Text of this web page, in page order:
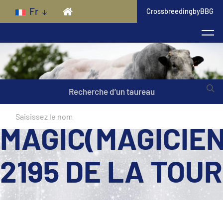
Skip to main content
Fr CrossbreedingbyBBG
Recherche d’un taureau
2195 DE LA TOUR